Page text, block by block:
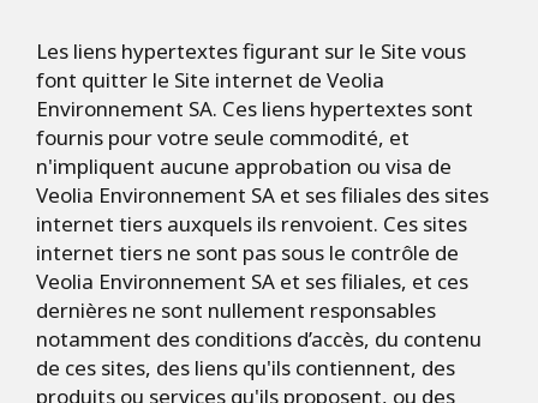
Les liens hypertextes figurant sur le Site vous
font quitter le Site internet de Veolia
Environnement SA. Ces liens hypertextes sont
fournis pour votre seule commodité, et
n'impliquent aucune approbation ou visa de
Veolia Environnement SA et ses filiales des sites
internet tiers auxquels ils renvoient. Ces sites
internet tiers ne sont pas sous le contrôle de
Veolia Environnement SA et ses filiales, et ces
dernières ne sont nullement responsables
notamment des conditions d’accès, du contenu
de ces sites, des liens qu'ils contiennent, des
produits ou services qu'ils proposent, ou des